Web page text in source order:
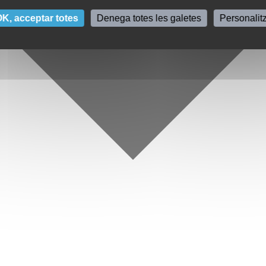
acceptar totes Denega totes les galetes